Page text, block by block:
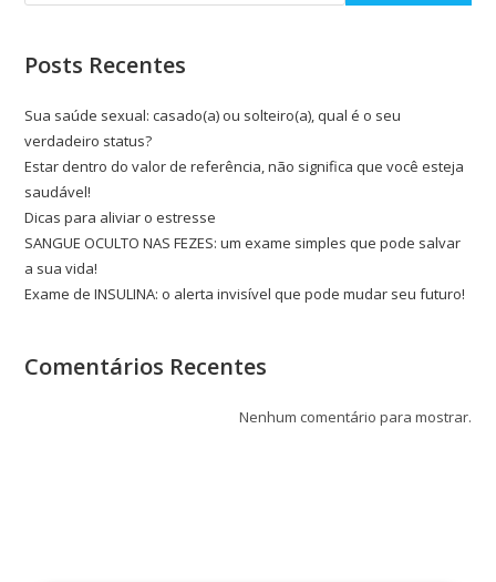
Posts Recentes
Sua saúde sexual: casado(a) ou solteiro(a), qual é o seu
verdadeiro status?
Estar dentro do valor de referência, não significa que você esteja
saudável!
Dicas para aliviar o estresse
SANGUE OCULTO NAS FEZES: um exame simples que pode salvar
a sua vida!
Exame de INSULINA: o alerta invisível que pode mudar seu futuro!
Comentários Recentes
Nenhum comentário para mostrar.